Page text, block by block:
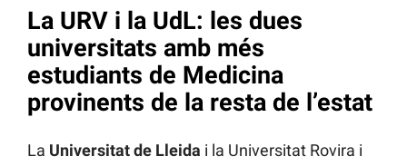
La URV i la UdL: les dues
universitats amb més
estudiants de Medicina
provinents de la resta de l’estat
La Universitat de Lleida i la Universitat Rovira i